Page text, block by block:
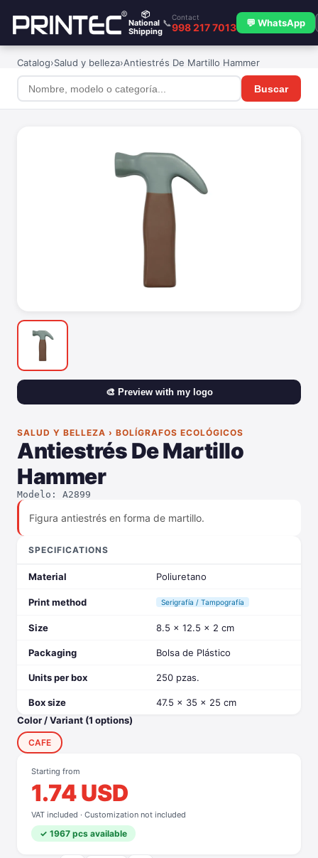
📦
National
Shipping
📞
Contact
998 217 7013 💬 WhatsApp
Catalog›Salud y belleza›Antiestrés De Martillo Hammer
Buscar
🎨 Preview with my logo
SALUD Y BELLEZA › BOLÍGRAFOS ECOLÓGICOS
Antiestrés De Martillo
Hammer
Modelo: A2899
Figura antiestrés en forma de martillo.
SPECIFICATIONS
Material Poliuretano
Print method Serigrafía / Tampografía
Size 8.5 x 12.5 x 2 cm
Packaging Bolsa de Plástico
Units per box 250 pzas.
Box size
47.5 x 35 x 25 cm
Color / Variant (1 options)
CAFE
Starting from
1.74 USD
VAT included · Customization not included
✓ 1967 pcs available